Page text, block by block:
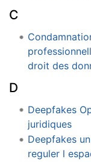
C
droit des
D
Deepfakes
juridiques
Deepfakes
reguler l